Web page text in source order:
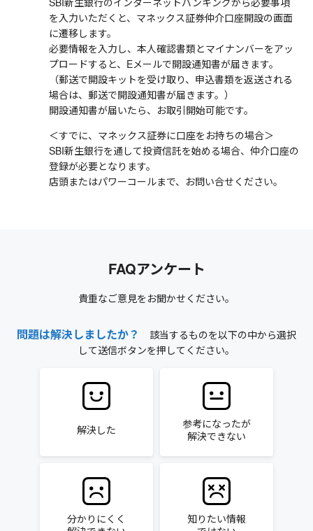
を入力いただくと、マネックス証券仲介口座開設の画面
に遷移します。
必要情報を入力し、本人確認書類とマイナンバーをアッ
プロードすると、Eメールで開設通知書が届きます。
（郵送で開設キットを受け取り、申込書類を返送される
場合は、郵送で開設通知書が届きます。）
開設通知書が届いたら、お取引開始可能です。
＜すでに、マネックス証券に口座をお持ちの場合＞
SBI新生銀行を通して投資信託を始める場合、仲介口座の
登録が必要となります。
店頭またはパワーコールまで、お問い合せください。
FAQアンケート
貴重なご意見をお聞かせください。
問題は解決しましたか？
該当するものを以下の中から選択
して送信ボタンを押してください。
解決した
参考になったが
解決できない
分かりにくく
知りたい情報